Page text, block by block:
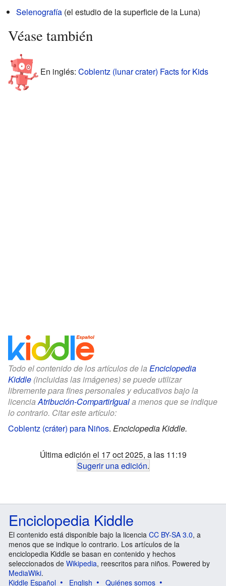
Selenografía (el estudio de la superficie de la Luna)
Véase también
En inglés: Coblentz (lunar crater) Facts for Kids
Todo el contenido de los artículos de la Enciclopedia
Kiddle (incluidas las imágenes) se puede utilizar
libremente para fines personales y educativos bajo la
licenciaAtribución-CompartirIguala menos que se indique
lo contrario. Citar este artículo:
Coblentz (cráter) para Niños. Enciclopedia Kiddle.
Última edición el 17 oct 2025, a las 11:19
Sugerir una edición.
Enciclopedia Kiddle
El contenido está disponible bajo la licencia CC BY-SA 3.0, a
menos que se indique lo contrario. Los artículos de la
enciclopedia Kiddle se basan en contenido y hechos
seleccionados de Wikipedia, reescritos para niños. Powered by
MediaWiki.
Kiddle Español
English Quiénes somos